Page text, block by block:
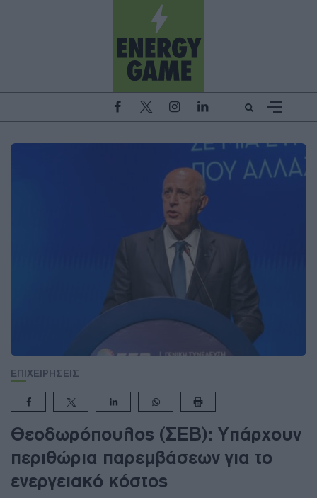
ΕΠΙΧΕΙΡΗΣΕΙΣ
Θεοδωρόπουλος (ΣΕΒ): Υπάρχουν
περιθώρια παρεμβάσεων για το
ενεργειακό κόστος